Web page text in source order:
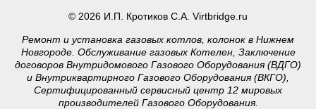
© 2026 И.П. Кротиков С.А. Virtbridge.ru
Ремонт и установка газовых котлов, колонок в Нижнем
Новгороде. Обслуживание газовых Котелен, Заключение
договоров Внутридомового Газового Оборудования (ВДГО)
и Внутриквартирного Газового Оборудования (ВКГО),
Сертифицированный сервисный центр 12 мировых
производителей Газового Оборудования.